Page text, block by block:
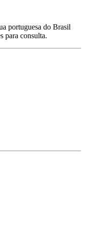
portuguesa do Brasil
para consulta.